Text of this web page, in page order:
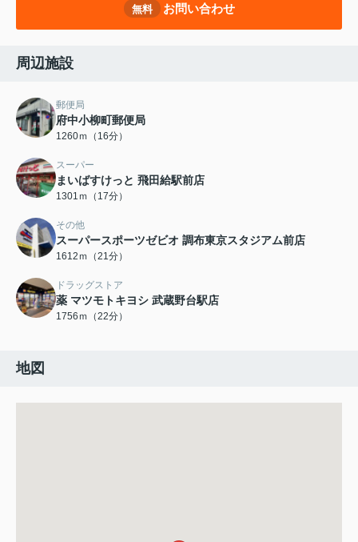
無料 お問い合わせ
周辺施設
郵便局
府中小柳町郵便局
1260ｍ（16分）
スーパー
まいばすけっと 飛田給駅前店
1301ｍ（17分）
その他
スーパースポーツゼビオ 調布東京スタジアム前店
1612ｍ（21分）
ドラッグストア
薬 マツモトキヨシ 武蔵野台駅店
1756ｍ（22分）
地図